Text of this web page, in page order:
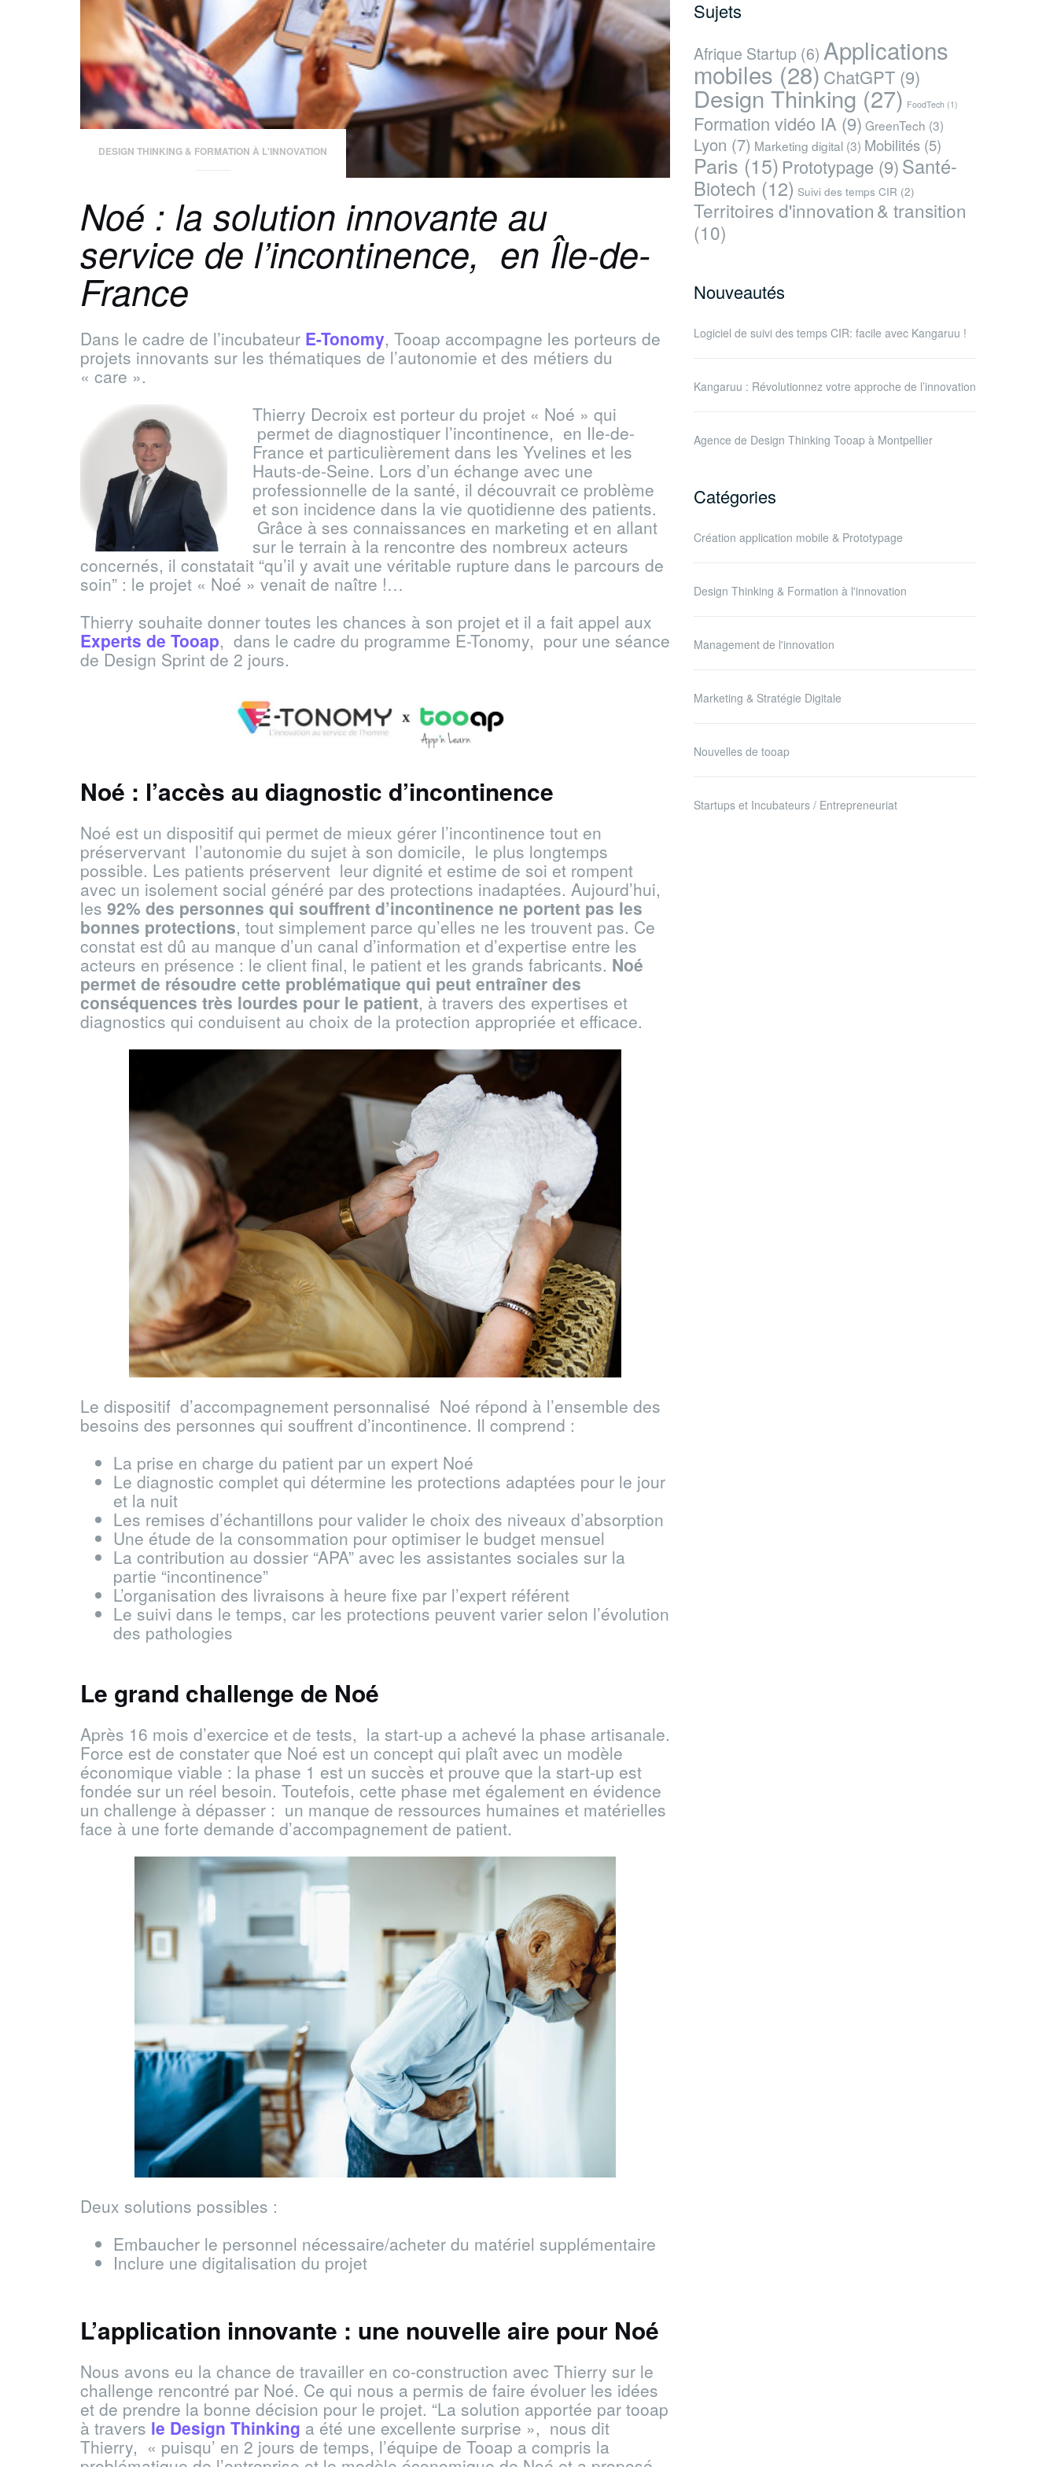
DESIGN THINKING & FORMATION À L'INNOVATION
Noé : la solution innovante au
service de l’incontinence, en Île-de-
France
Dans le cadre de l’incubateur E-Tonomy, Tooap accompagne les porteurs de
projets innovants sur les thématiques de l’autonomie et des métiers du
« care ».
Thierry Decroix est porteur du projet « Noé » qui
permet de diagnostiquer l’incontinence, en Ile-de-
France et particulièrement dans les Yvelines et les
Hauts-de-Seine. Lors d’un échange avec une
professionnelle de la santé, il découvrait ce problème
et son incidence dans la vie quotidienne des patients.
Grâce à ses connaissances en marketing et en allant
sur le terrain à la rencontre des nombreux acteurs
concernés, il constatait “qu’il y avait une véritable rupture dans le parcours de
soin” : le projet « Noé » venait de naître !…
Thierry souhaite donner toutes les chances à son projet et il a fait appel aux
Experts de Tooap, dans le cadre du programme E-Tonomy, pour une séance
de Design Sprint de 2 jours.
Noé : l’accès au diagnostic d’incontinence
Noé est un dispositif qui permet de mieux gérer l’incontinence tout en
préservervant l’autonomie du sujet à son domicile, le plus longtemps
possible. Les patients préservent leur dignité et estime de soi et rompent
avec un isolement social généré par des protections inadaptées. Aujourd’hui,
les 92% des personnes qui souffrent d’incontinence ne portent pas les
bonnes protections, tout simplement parce qu’elles ne les trouvent pas. Ce
constat est dû au manque d’un canal d’information et d’expertise entre les
acteurs en présence : le client final, le patient et les grands fabricants. Noé
permet de résoudre cette problématique qui peut entraîner des
conséquences très lourdes pour le patient, à travers des expertises et
diagnostics qui conduisent au choix de la protection appropriée et efficace.
Le dispositif d’accompagnement personnalisé Noé répond à l’ensemble des
besoins des personnes qui souffrent d’incontinence. Il comprend :
La prise en charge du patient par un expert Noé
Le diagnostic complet qui détermine les protections adaptées pour le jour
et la nuit
Les remises d’échantillons pour valider le choix des niveaux d’absorption
Une étude de la consommation pour optimiser le budget mensuel
La contribution au dossier “APA” avec les assistantes sociales sur la
partie “incontinence”
L’organisation des livraisons à heure fixe par l’expert référent
Le suivi dans le temps, car les protections peuvent varier selon l’évolution
des pathologies
Le grand challenge de Noé
Après 16 mois d’exercice et de tests, la start-up a achevé la phase artisanale.
Force est de constater que Noé est un concept qui plaît avec un modèle
économique viable : la phase 1 est un succès et prouve que la start-up est
fondée sur un réel besoin. Toutefois, cette phase met également en évidence
un challenge à dépasser : un manque de ressources humaines et matérielles
face à une forte demande d’accompagnement de patient.
Deux solutions possibles :
Embaucher le personnel nécessaire/acheter du matériel supplémentaire
Inclure une digitalisation du projet
L’application innovante : une nouvelle aire pour Noé
Nous avons eu la chance de travailler en co-construction avec Thierry sur le
challenge rencontré par Noé. Ce qui nous a permis de faire évoluer les idées
et de prendre la bonne décision pour le projet. “La solution apportée par tooap
à travers le Design Thinking a été une excellente surprise », nous dit
Thierry, « puisqu’ en 2 jours de temps, l’équipe de Tooap a compris la
Sujets
Afrique Startup (6) Applications
mobiles (28) ChatGPT (9)
Design Thinking (27) FoodTech (1)
Formation vidéo IA (9) GreenTech (3)
Lyon (7) Marketing digital (3) Mobilités (5)
Paris (15) Prototypage (9)Santé-
Biotech (12) Suivi des temps CIR (2)
Territoires d'innovation & transition
(10)
Nouveautés
Logiciel de suivi des temps CIR: facile avec Kangaruu !
Kangaruu : Révolutionnez votre approche de l’innovation
Agence de Design Thinking Tooap à Montpellier
Catégories
Création application mobile & Prototypage
Design Thinking & Formation à l'innovation
Management de l'innovation
Marketing & Stratégie Digitale
Nouvelles de tooap
Startups et Incubateurs / Entrepreneuriat